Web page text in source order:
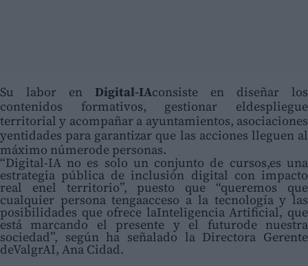
Su labor en Digital-IAconsiste en diseñar los
contenidos formativos, gestionar eldespliegue
territorial y acompañar a ayuntamientos, asociaciones
yentidades para garantizar que las acciones lleguen al
máximo númerode personas.
“Digital-IA no es solo un conjunto de cursos,es una
estrategia pública de inclusión digital con impacto
real enel territorio”, puesto que “queremos que
cualquier persona tengaacceso a la tecnología y las
posibilidades que ofrece laInteligencia Artificial, que
está marcando el presente y el futurode nuestra
sociedad”, según ha señalado la Directora Gerente
deValgrAI, Ana Cidad.